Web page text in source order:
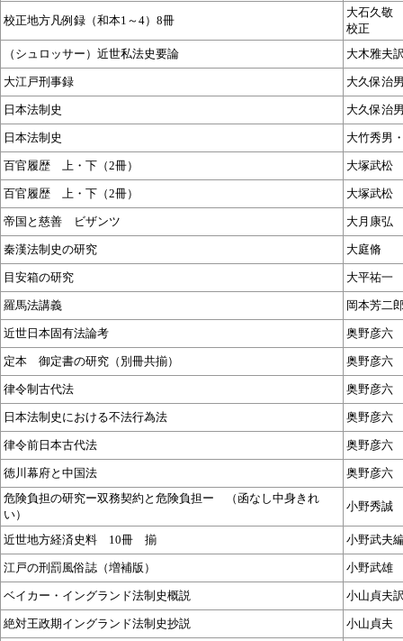
校正地方凡例録（和本1～4）8冊
大石久
校正
（シュロッサー）近世私法史要論
大木雅夫
大江戸刑事録 大久保治
日本法制史 大久保治
日本法制史 大竹秀男
百官履歴 上・下（2冊） 大塚武松
百官履歴 上・下（2冊） 大塚武松
帝国と慈善 ビザンツ 大月康弘
秦漢法制史の研究 大庭脩
目安箱の研究 大平祐一
羅馬法講義 岡本芳二
近世日本固有法論考 奥野彦六
定本 御定書の研究（別冊共揃） 奥野彦六
律令制古代法 奥野彦六
日本法制史における不法行為法 奥野彦六
律令前日本古代法 奥野彦六
徳川幕府と中国法
奥野彦六
危険負担の研究ー双務契約と危険負担ー （函なし中身きれ
い）
小野秀誠
近世地方経済史料 10冊 揃 小野武夫
江戸の刑罰風俗誌（増補版） 小野武雄
ベイカー・イングランド法制史概説 小山貞夫
絶対王政期イングランド法制史抄説 小山貞夫